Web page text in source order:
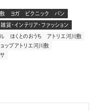
ヨガ ピクニック パン
雑貨・インテリア・ファッション
ほくとのおうち
アトリエ河川敷
ップアトリエ河川敷